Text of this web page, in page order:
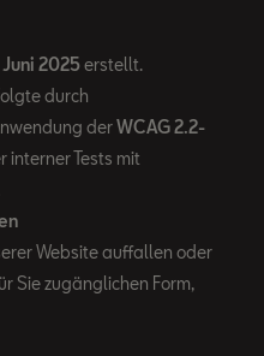
2025erstellt.
durch
derWCAG 2.2-
interner Tests mit
Website auffallen oder
Sie zugänglichen Form,